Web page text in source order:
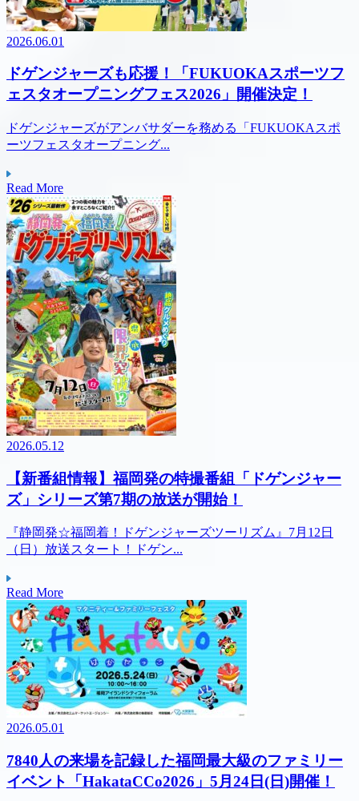
2026.06.01
ドゲンジャーズも応援！「FUKUOKAスポーツフ
ェスタオープニングフェス2026」開催決定！
ドゲンジャーズがアンバサダーを務める「FUKUOKAスポ
ーツフェスタオープニング...
Read More
2026.05.12
【新番組情報】福岡発の特撮番組「ドゲンジャー
ズ」シリーズ第7期の放送が開始！
『静岡発☆福岡着！ドゲンジャーズツーリズム』7月12日
（日）放送スタート！ドゲン...
Read More
2026.05.01
7840人の来場を記録した福岡最大級のファミリー
イベント「HakataCCo2026」5月24日(日)開催！